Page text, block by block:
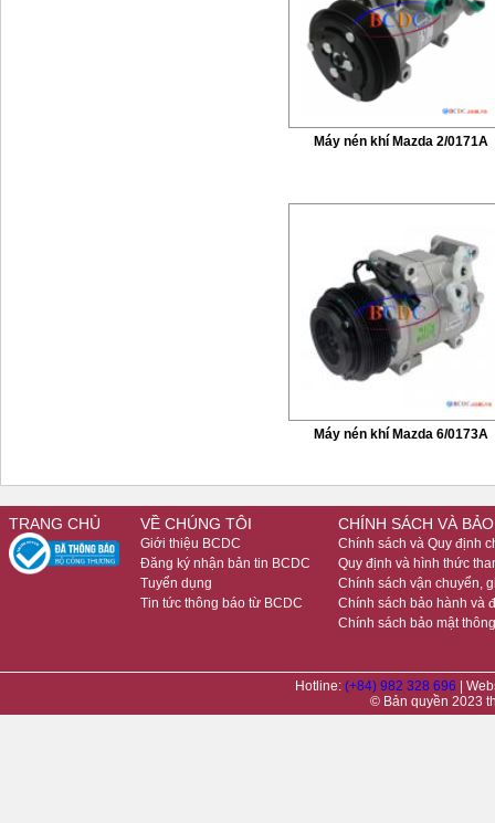
Máy nén khí Mazda 2/0171A
Máy nén khí Mazda 6/0173A
TRANG CHỦ VỀ CHÚNG TÔI
Giới thiệu BCDC
Đăng ký nhận bản tin BCDC
Tuyển dụng
Tin tức thông báo từ BCDC
CHÍNH SÁCH VÀ
Chính sách và Quy định
Quy định và hình thức
Chính sách vận chuyển,
Chính sách bảo hành và
Chính sách bảo mật
Hotline: (+84) 982 328 696
|
© Bản quyền 2023